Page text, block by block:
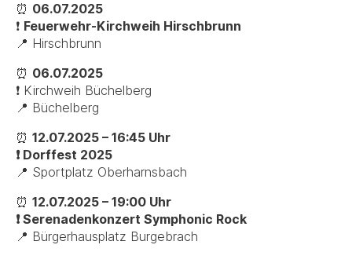
⏰ 06.07.2025
❗ Feuerwehr-Kirchweih Hirschbrunn
📍 Hirschbrunn
⏰ 06.07.2025
❗ Kirchweih Büchelberg
📍 Büchelberg
⏰ 12.07.2025 – 16:45 Uhr
❗ Dorffest 2025
📍 Sportplatz Oberharnsbach
⏰ 12.07.2025 – 19:00 Uhr
❗ Serenadenkonzert Symphonic Rock
📍 Bürgerhausplatz Burgebrach